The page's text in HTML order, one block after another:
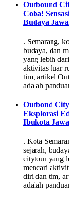
Outbound
Coba!
Budaya
. Semarang,
budaya, dan
yang lebih
aktivitas luar
tim, artikel
adalah
Outbond
Eksplorasi
Ibukota
. Kota
sejarah,
citytour yang
mencari
diri dan tim,
adalah